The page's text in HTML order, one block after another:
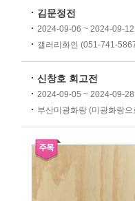
김문정전
2024-09-06 ~ 2024-09-12
갤러리화인 (051-741-
신창호 회고전
2024-09-05 ~ 2024-09-28
부산미광화랑 (미광화랑